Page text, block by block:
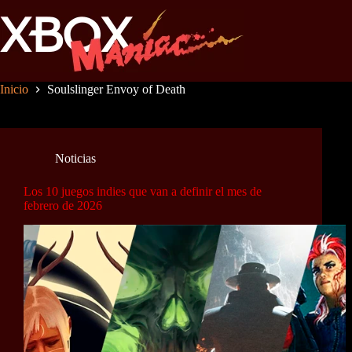
al
contenido
Inicio Soulslinger Envoy of Death
Noticias
Los 10 juegos indies que van a definir el mes de
febrero de 2026